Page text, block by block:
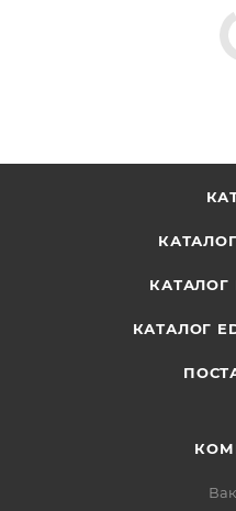
КАТАЛОГ
КАТАЛОГ
КАТАЛОГ